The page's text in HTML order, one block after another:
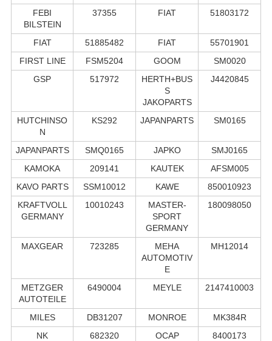
FEBI
BILSTEIN
37355 FIAT 51803172
FIAT 51885482 FIAT
55701901
FIRST LINE
FSM5204 GOOM
SM0020
GSP
517972
HERTH+BUS
S
JAKOPARTS
J4420845
HUTCHINSO
N
KS292 JAPANPARTS SM0165
JAPANPARTS SMQ0165 JAPKO
SMJ0165
KAMOKA
209141 KAUTEK
AFSM005
KAVO PARTS
SSM10012 KAWE
850010923
KRAFTVOLL
GERMANY
10010243
MASTER-
SPORT
GERMANY
180098050
MAXGEAR 723285
MEHA
AUTOMOTIV
E
MH12014
METZGER
AUTOTEILE
6490004 MEYLE 2147410003
MILES DB31207 MONROE
MK384R
NK
682320 OCAP
8400173